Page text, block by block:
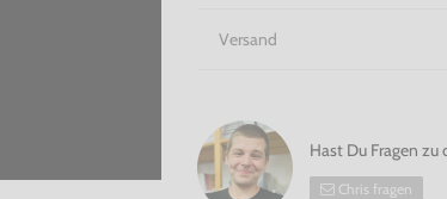
Versand
Hast Du Fragen zu
Chris fragen